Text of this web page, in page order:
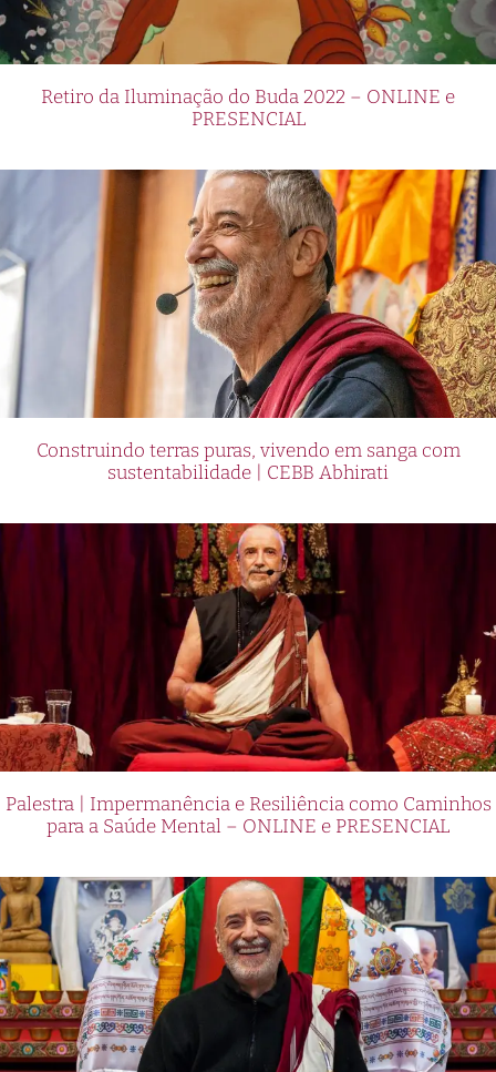
Retiro da Iluminação do Buda 2022 – ONLINE e
PRESENCIAL
Construindo terras puras, vivendo em sanga com
sustentabilidade | CEBB Abhirati
Palestra | Impermanência e Resiliência como Caminhos
para a Saúde Mental – ONLINE e PRESENCIAL